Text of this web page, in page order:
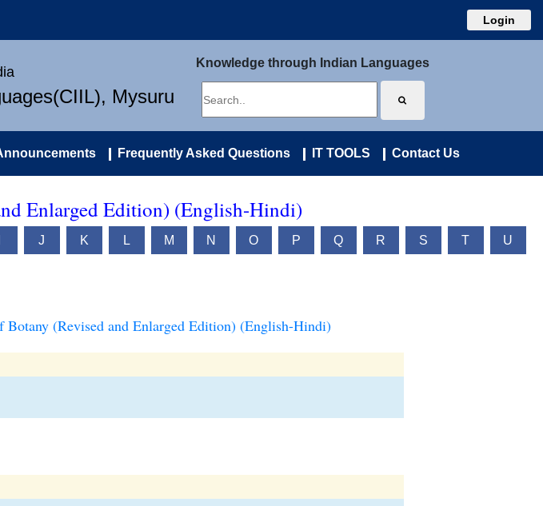
Login
Mysuru
Knowledge through Indian Languages
Frequently Asked Questions IT TOOLS Contact Us
Enlarged Edition) (English-Hindi)
J K L M N O P Q R S T U
(Revised and Enlarged Edition) (English-Hindi)